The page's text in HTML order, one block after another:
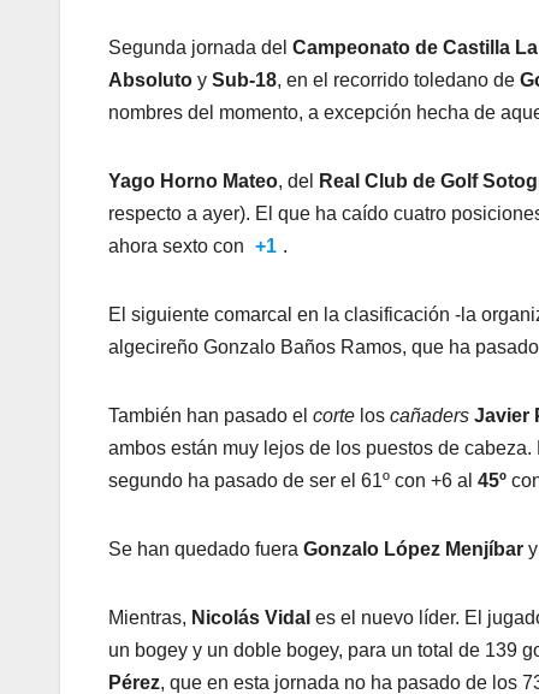
Segunda jornada del Campeonato de Castilla
Absoluto y Sub-18, en el recorrido toledano de
nombres del momento, a excepción hecha de
Yago Horno Mateo, del Real Club de Golf
respecto a ayer). El que ha caído cuatro
ahora sexto con +1 .
El siguiente comarcal en la clasificación -la
algecireño Gonzalo Baños Ramos, que ha
También han pasado el corte los cañaders Javier
ambos están muy lejos de los puestos de cabeza.
segundo ha pasado de ser el 61º con +6 al 45º
Se han quedado fuera Gonzalo López Menjíbar y
Mientras, Nicolás Vidal es el nuevo líder. El
un bogey y un doble bogey, para un total de 139
Pérez, que en esta jornada no ha pasado de los